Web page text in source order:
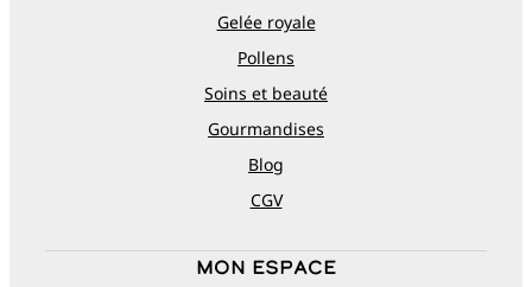
Gelée royale
Pollens
Soins et beauté
Gourmandises
Blog
CGV
Mon espace